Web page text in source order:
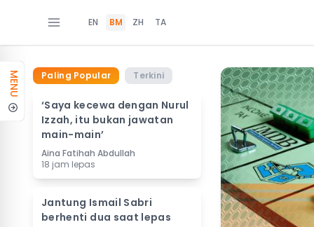
EN BM ZH TA
MENU Paling Popular Terkini
‘Saya kecewa dengan Nurul
Izzah, itu bukan jawatan
main-main’
Aina Fatihah Abdullah
18 jam lepas
Jantung Ismail Sabri
berhenti dua saat lepas